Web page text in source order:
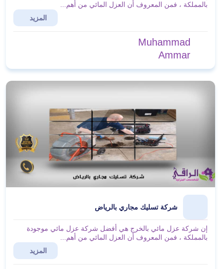
بالمملكة ، فمن المعروف أن العزل المائي من أهم...
المزيد
Muhammad
Ammar
شركة تسليك مجاري بالرياض
إن شركة عزل مائي بالخرج هي أفضل شركة عزل مائي موجودة
بالمملكة ، فمن المعروف أن العزل المائي من أهم...
المزيد